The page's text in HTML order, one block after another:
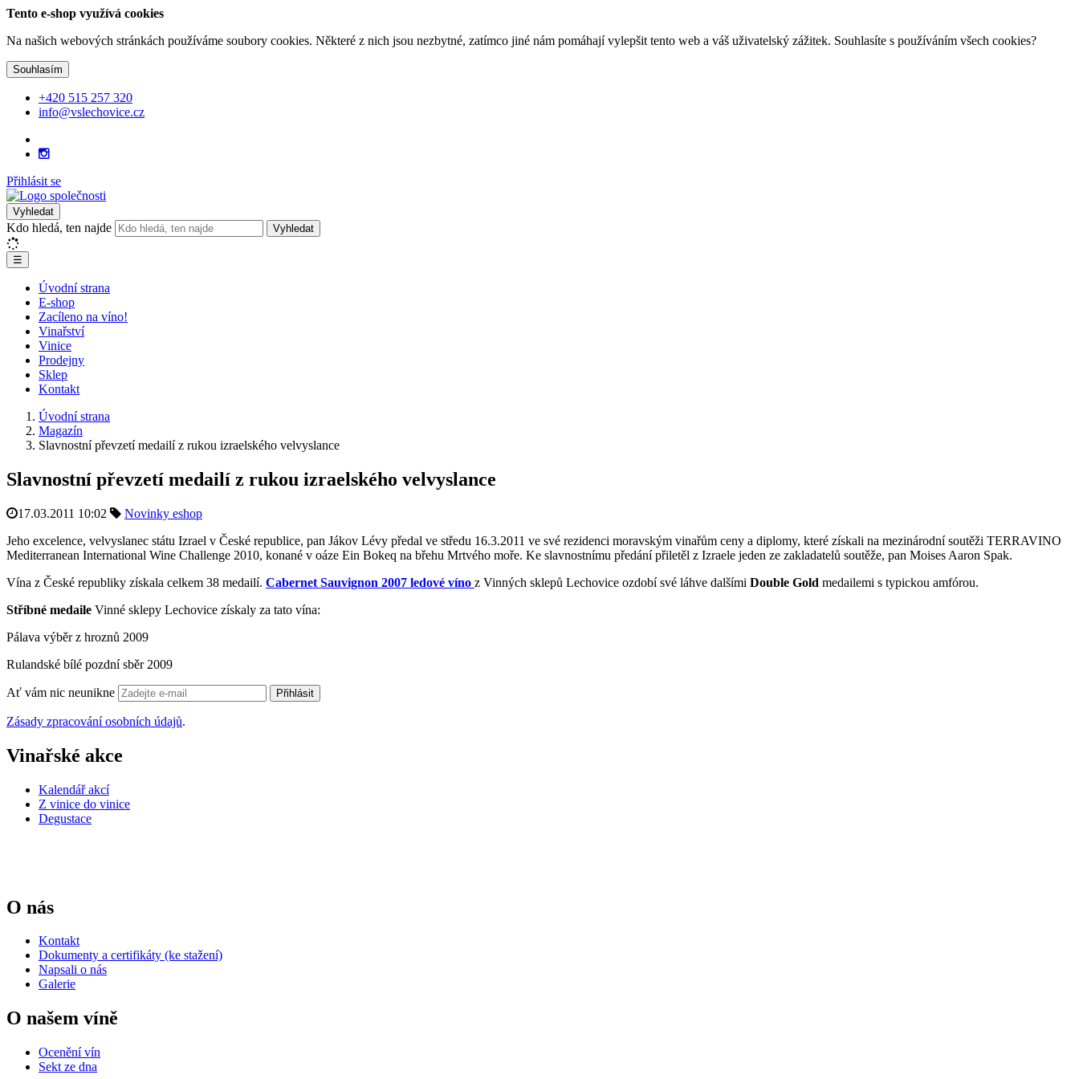
Tento e-shop využívá cookies
Na našich webových stránkách používáme soubory cookies. Některé z nich jsou nezbytné, zatímco jiné nám pomáhají vylepšit tento web a váš uživatelský zážitek. Souhlasíte s používáním všech cookies?
Souhlasím
+420 515 257 320
info@vslechovice.cz
Přihlásit se
Vyhledat
Kdo hledá, ten najde Vyhledat
☰
Úvodní strana
E-shop
Zacíleno na víno!
Vinařství
Vinice
Prodejny
Sklep
Kontakt
Úvodní strana
Magazín
Slavnostní převzetí medailí z rukou izraelského velvyslance
Slavnostní převzetí medailí z rukou izraelského velvyslance
17.03.2011 10:02
Novinky eshop
Jeho excelence, velvyslanec státu Izrael v České republice, pan Jákov Lévy předal ve středu 16.3.2011 ve své rezidenci moravským vinařům ceny a diplomy, které získali na mezinárodní soutěži TERRAVINO
Mediterranean International Wine Challenge 2010, konané v oáze Ein Bokeq na břehu Mrtvého moře. Ke slavnostnímu předání přiletěl z Izraele jeden ze zakladatelů soutěže, pan Moises Aaron Spak.
Vína z České republiky získala celkem 38 medailí. Cabernet Sauvignon 2007 ledové víno z Vinných sklepů Lechovice ozdobí své láhve dalšími Double Gold medailemi s typickou amfórou.
Stříbné medaile Vinné sklepy Lechovice získaly za tato vína:
Pálava výběr z hroznů 2009
Rulandské bílé pozdní sběr 2009
Ať vám nic neunikne Přihlásit
Zásady zpracování osobních údajů.
Vinařské akce
Kalendář akcí
Z vinice do vinice
Degustace
O nás
Kontakt
Dokumenty a certifikáty (ke stažení)
Napsali o nás
Galerie
O našem víně
Ocenění vín
Sekt ze dna